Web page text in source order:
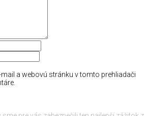
a webovú stránku v tomto prehliadači